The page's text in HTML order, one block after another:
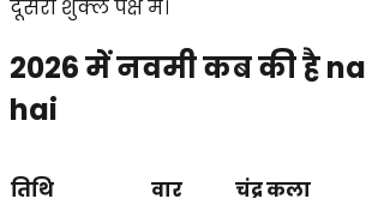
दूसरी शुक्ल पक्ष में।
2026 में नवमी कब की है
hai
तिथि वार चंद्र कला